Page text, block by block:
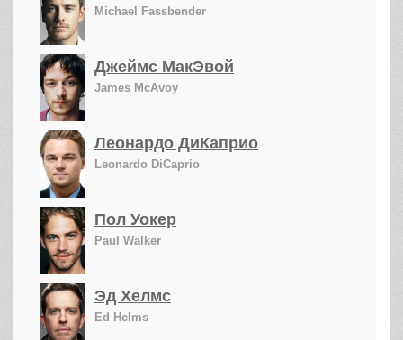
Michael Fassbender
Джеймс МакЭвой
James McAvoy
Леонардо ДиКаприо
Leonardo DiCaprio
Пол Уокер
Paul Walker
Эд Хелмс
Ed Helms